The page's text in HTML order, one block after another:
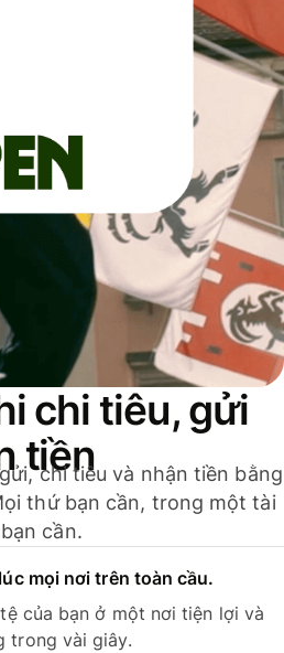
chi tiêu, gửi
tiền
chi tiêu và nhận tiền bằng
thứ bạn cần, trong một tài
cần.
mọi nơi trên toàn cầu.
của bạn ở một nơi tiện lợi và
trong vài giây.